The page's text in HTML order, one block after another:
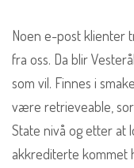
Noen e-post klienter
fra oss. Da blir
som vil. Finnes i
være retrieveable,
State nivå og etter at
akkrediterte kommet